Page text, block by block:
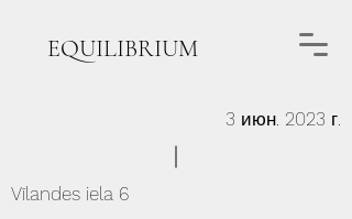
EQUILIBRIUM
3 июн. 2023 г.
Vīlandes iela 6